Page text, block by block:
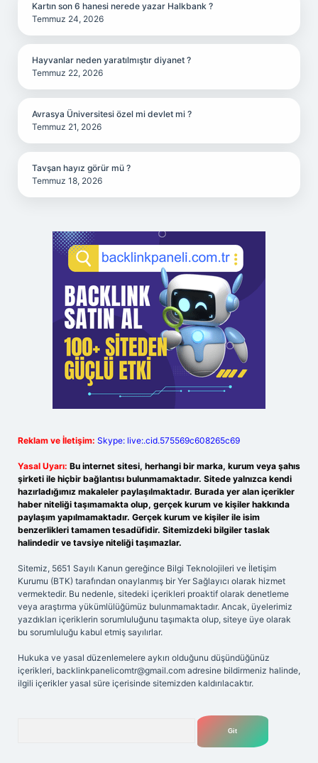
Kartın son 6 hanesi nerede yazar Halkbank ?
Temmuz 24, 2026
Hayvanlar neden yaratılmıştır diyanet ?
Temmuz 22, 2026
Avrasya Üniversitesi özel mi devlet mi ?
Temmuz 21, 2026
Tavşan hayız görür mü ?
Temmuz 18, 2026
Reklam ve İletişim: Skype: live:.cid.575569c608265c69
Yasal Uyarı: Bu internet sitesi, herhangi bir marka, kurum veya şahıs
şirketi ile hiçbir bağlantısı bulunmamaktadır. Sitede yalnızca kendi
hazırladığımız makaleler paylaşılmaktadır. Burada yer alan içerikler
haber niteliği taşımamakta olup, gerçek kurum ve kişiler hakkında
paylaşım yapılmamaktadır. Gerçek kurum ve kişiler ile isim
benzerlikleri tamamen tesadüfidir. Sitemizdeki bilgiler taslak
halindedir ve tavsiye niteliği taşımazlar.
Sitemiz, 5651 Sayılı Kanun gereğince Bilgi Teknolojileri ve İletişim
Kurumu (BTK) tarafından onaylanmış bir Yer Sağlayıcı olarak hizmet
vermektedir. Bu nedenle, sitedeki içerikleri proaktif olarak denetleme
veya araştırma yükümlülüğümüz bulunmamaktadır. Ancak, üyelerimiz
yazdıkları içeriklerin sorumluluğunu taşımakta olup, siteye üye olarak
bu sorumluluğu kabul etmiş sayılırlar.
Hukuka ve yasal düzenlemelere aykırı olduğunu düşündüğünüz
içerikleri, backlinkpanelicomtr@gmail.com adresine bildirmeniz halinde,
ilgili içerikler yasal süre içerisinde sitemizden kaldırılacaktır.